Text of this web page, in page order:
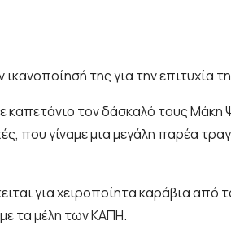
της για την επιτυχία
καπετάνιο τον δάσκαλό τους Μάκη
που γίναμε μια μεγάλη παρέα
για χειροποίητα καράβια από
τα μέλη των ΚΑΠΗ.